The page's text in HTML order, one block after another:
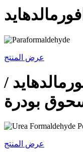
عرض المنتج
/
بودرة
عرض المنتج